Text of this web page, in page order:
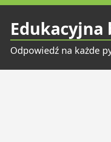
Przejdź
treściEdukacyjna
Odpowiedź na każde